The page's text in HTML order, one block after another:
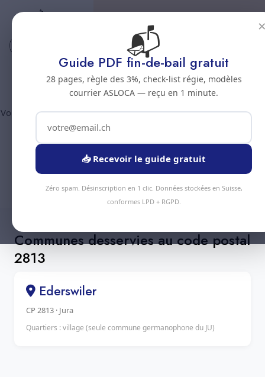
Code postal 2813
Nettoyage professionnel -
Code postal 2813
Vous êtes au code postal2813? Chez Nous Clean intervient dans
la commune de :Ederswiler
prestations disponibles, devis gratuit sous 24h.
Devis Instantané +41 78 319 32 82
Communes desservies au code postal
2813
Ederswiler
CP 2813 · Jura
Quartiers : village (seule commune germanophone du JU)
📬
Guide PDF fin-de-bail gratuit
28 pages, règle des 3%, check-list régie, modèles
courrier ASLOCA — reçu en 1 minute.
📥 Recevoir le guide gratuit
Zéro spam. Désinscription en 1 clic. Données stockées en Suisse,
conformes LPD + RGPD.